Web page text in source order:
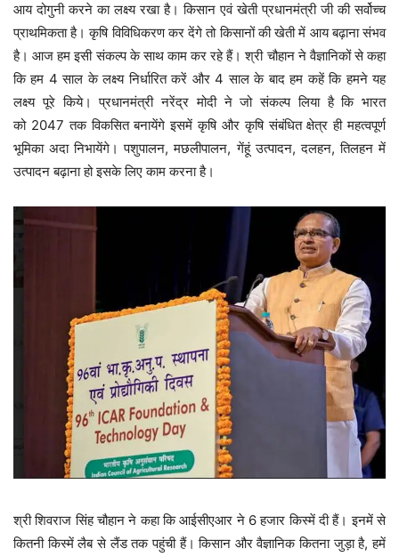
आय दोगुनी करने का लक्ष्य रखा है। किसान एवं खेती प्रधानमंत्री जी की सर्वोच्च
प्राथमिकता है। कृषि विविधिकरण कर देंगे तो किसानों की खेती में आय बढ़ाना संभव
है। आज हम इसी संकल्प के साथ काम कर रहे हैं। श्री चौहान ने वैज्ञानिकों से कहा
कि हम 4 साल के लक्ष्य निर्धारित करें और 4 साल के बाद हम कहें कि हमने यह
लक्ष्य पूरे किये। प्रधानमंत्री नरेंद्र मोदी ने जो संकल्प लिया है कि भारत
को 2047 तक विकसित बनायेंगे इसमें कृषि और कृषि संबंधित क्षेत्र ही महत्वपूर्ण
भूमिका अदा निभायेंगे। पशुपालन, मछलीपालन, गेंहूं उत्पादन, दलहन, तिलहन में
उत्पादन बढ़ाना हो इसके लिए काम करना है।
श्री शिवराज सिंह चौहान ने कहा कि आईसीएआर ने 6 हजार किस्में दी हैं। इनमें से
कितनी किस्में लैब से लैंड तक पहुंची हैं। किसान और वैज्ञानिक कितना जुड़ा है, हमें